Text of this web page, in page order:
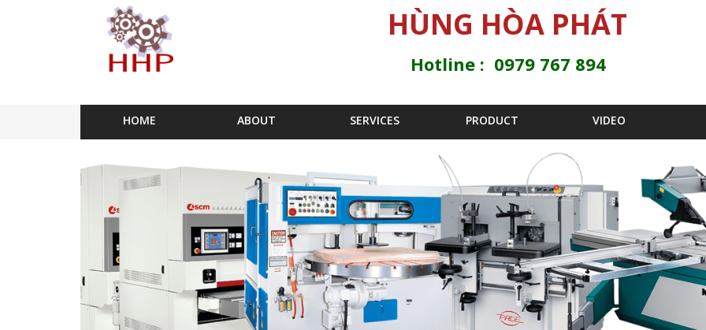
Jump to navigation
HÙNG HÒA PHÁT
Hotline : 0979 767 894
HOME ABOUT SERVICES PRODUCT VIDEO